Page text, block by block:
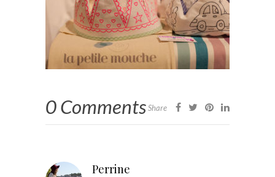
0 CommentsShare
Perrine